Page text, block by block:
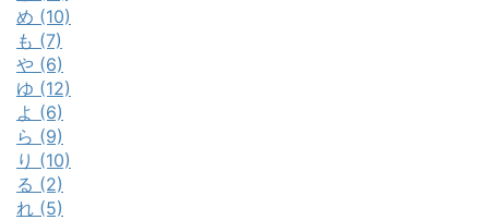
め (10)
も (7)
や (6)
ゆ (12)
よ (6)
ら (9)
り (10)
る (2)
れ (5)